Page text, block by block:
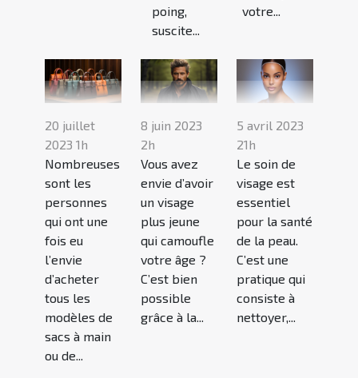
poing,
suscite...
votre...
20 juillet
2023 1h
Nombreuses
sont les
personnes
qui ont une
fois eu
l’envie
d’acheter
tous les
modèles de
sacs à main
ou de...
8 juin 2023
2h
Vous avez
envie d’avoir
un visage
plus jeune
qui camoufle
votre âge ?
C’est bien
possible
grâce à la...
5 avril 2023
21h
Le soin de
visage est
essentiel
pour la santé
de la peau.
C’est une
pratique qui
consiste à
nettoyer,...